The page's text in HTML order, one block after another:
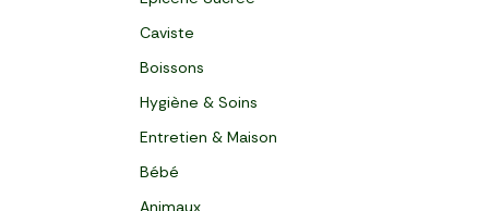
Caviste
Boissons
Hygiène & Soins
Entretien & Maison
Bébé
Animaux